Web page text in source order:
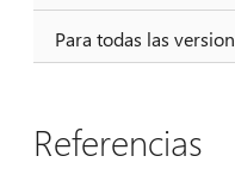
Para todas las
Referencias